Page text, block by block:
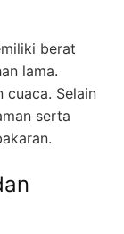
berat
lama.
cuaca. Selain
serta